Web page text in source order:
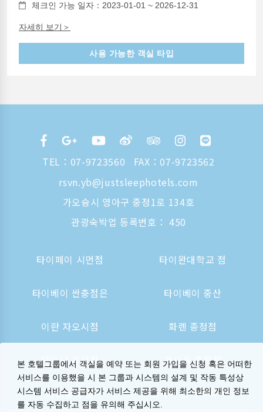
체크인 가능 일자：2023-01-01 ~ 2026-12-31
자세히 보기＞
사용 가능한 객실 타입
TEL： 07-9723560
FAX：07-9723562
rsvn.yb@justsleephotels.com
가오슝시 영아구 중정1로 134호
관광숙박업 등록번호： 450
타이페이 시먼점 타이완대학교 점
타이베이 싼충점은 타이베이 중산
이란 자오시점 화롄 종정점
타이난 후산점 가오슝 종정점
가오슝역 점 오사카 신사이바시는
본 호텔그룹에서 객실을 예약 또는 회원 가입을 신청 혹은 어떠한
서비스를 이용했을 시 본 그룹과 시스템의 설계 및 작동 특성상
시스템 서비스 공급자가 서비스 제공을 위해 최소한의 개인 정보
를 자동 수집하고 점을 유의해 주십시오.